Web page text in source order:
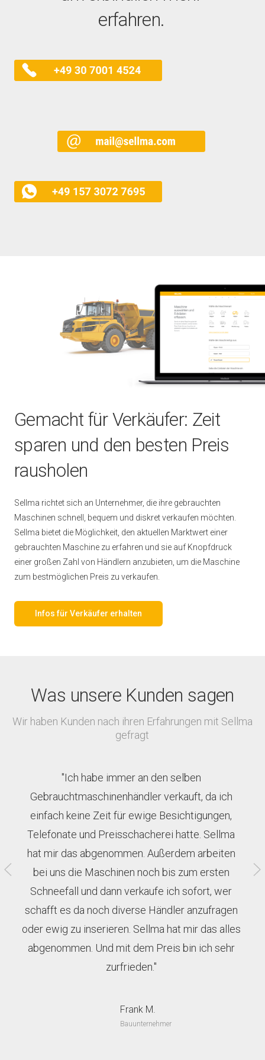
erfahren.
Gemacht für Verkäufer: Zeit
sparen und den besten Preis
rausholen
Sellma richtet sich an Unternehmer, die ihre gebrauchten
Maschinen schnell, bequem und diskret verkaufen möchten.
Sellma bietet die Möglichkeit, den aktuellen Marktwert einer
gebrauchten Maschine zu erfahren und sie auf Knopfdruck
einer großen Zahl von Händlern anzubieten, um die Maschine
zum bestmöglichen Preis zu verkaufen.
Infos für Verkäufer erhalten
Was unsere Kunden sagen
Wir haben Kunden nach ihren Erfahrungen mit Sellma
gefragt
"Ich habe immer an den selben
Gebrauchtmaschinenhändler verkauft, da ich
einfach keine Zeit für ewige Besichtigungen,
Telefonate und Preisschacherei hatte. Sellma
hat mir das abgenommen. Außerdem arbeiten
bei uns die Maschinen noch bis zum ersten
Schneefall und dann verkaufe ich sofort, wer
schafft es da noch diverse Händler anzufragen
oder ewig zu inserieren. Sellma hat mir das alles
abgenommen. Und mit dem Preis bin ich sehr
zurfrieden."
Frank M.
Bauunternehmer